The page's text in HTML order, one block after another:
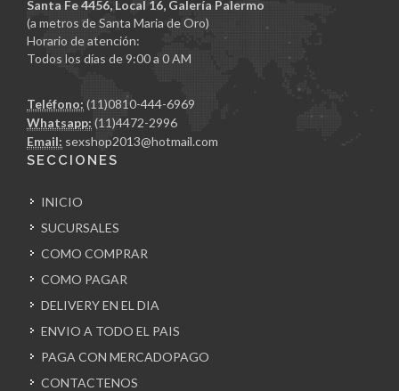
Santa Fe 4456, Local 16, Galería Palermo
(a metros de Santa Maria de Oro)
Horario de atención:
Todos los días de 9:00 a 0 AM
Teléfono: (11)0810-444-6969
Whatsapp: (11)4472-2996
Email: sexshop2013@hotmail.com
SECCIONES
INICIO
SUCURSALES
COMO COMPRAR
COMO PAGAR
DELIVERY EN EL DIA
ENVIO A TODO EL PAIS
PAGA CON MERCADOPAGO
CONTACTENOS